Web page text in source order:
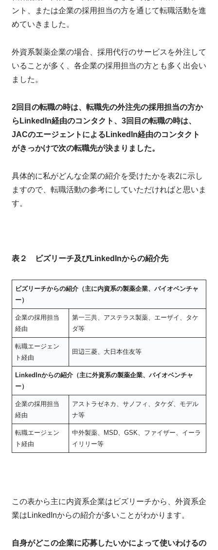
ント、または企業の採用担当の方を通じて転職活動を進
めていきました。
外資系製薬企業の場合、採用代行のサービスを外注して
いることが多く、各企業の採用担当の方とも多く出会い
ました。
2回目の転職の時は、転職先の外注先の採用担当の方か
らLinkedIn経由のコンタクト、3回目の転職の時は、
JACのエージェントによるLinkedIn経由のコンタクト
がきっかけで次の転職先が決まりました。
具体的に私がどんな企業の紹介を受けたかを表2に示し
ますので、転職活動の参考にしていただければと思いま
す。
表２ ビズリーチ及びLinkedInからの紹介先
ビズリーチからの紹介（主に内資系の製薬企業、バイオベンチャ
ー）
企業の採用担当
経由
第一三共、アステラス製薬、エーザイ、タケ
ダ等
転職エージェン
ト経由
田辺三菱、大日本住友等
LinkedInからの紹介（主に外資系の製薬企業、バイオベンチャ
ー）
企業の採用担当
経由
アストラゼネカ、サノフィ、タケダ、モデル
ナ等
転職エージェン
ト経由
中外製薬、MSD、GSK、ファイザー、イーラ
イリリー等
この表から主に内資系企業はビズリーチから、外資系企
業はLinkedInからの紹介が多いことがわかります。
自身がどこの企業に応募したいかによって使いわけるの